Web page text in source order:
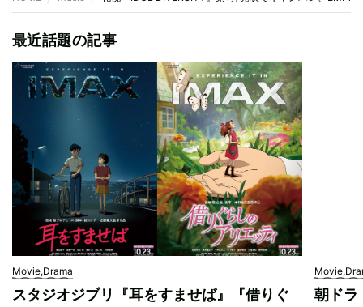
最近話題の記事
Movie,Drama
スタジオジブリ『耳をすませば』『借りぐ
朝ドラ